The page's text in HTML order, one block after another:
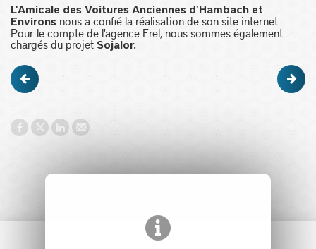
L'Amicale des Voitures Anciennes d'Hambach et
Environs nous a confié la réalisation de son site internet.
Pour le compte de l'agence Erel, nous sommes également
chargés du projet Sojalor.